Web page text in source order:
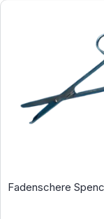
Fadenschere